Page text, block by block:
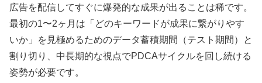
広告を配信してすぐに爆発的な成果が出ることは稀です。
最初の1〜2ヶ月は「どのキーワードが成果に繋がりやす
いか」を見極めるためのデータ蓄積期間（テスト期間）と
割り切り、中長期的な視点でPDCAサイクルを回し続ける
姿勢が必要です。